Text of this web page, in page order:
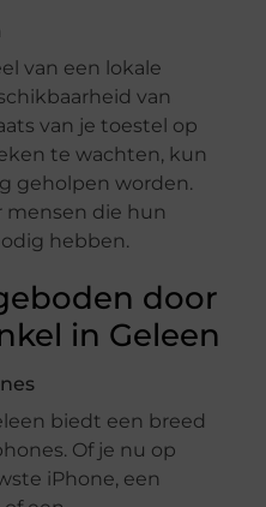
van een lokale
van
van je toestel op
te wachten, kun
geholpen worden.
mensen die hun
hebben.
door
in Geleen
biedt een breed
Of je nu op
iPhone, een